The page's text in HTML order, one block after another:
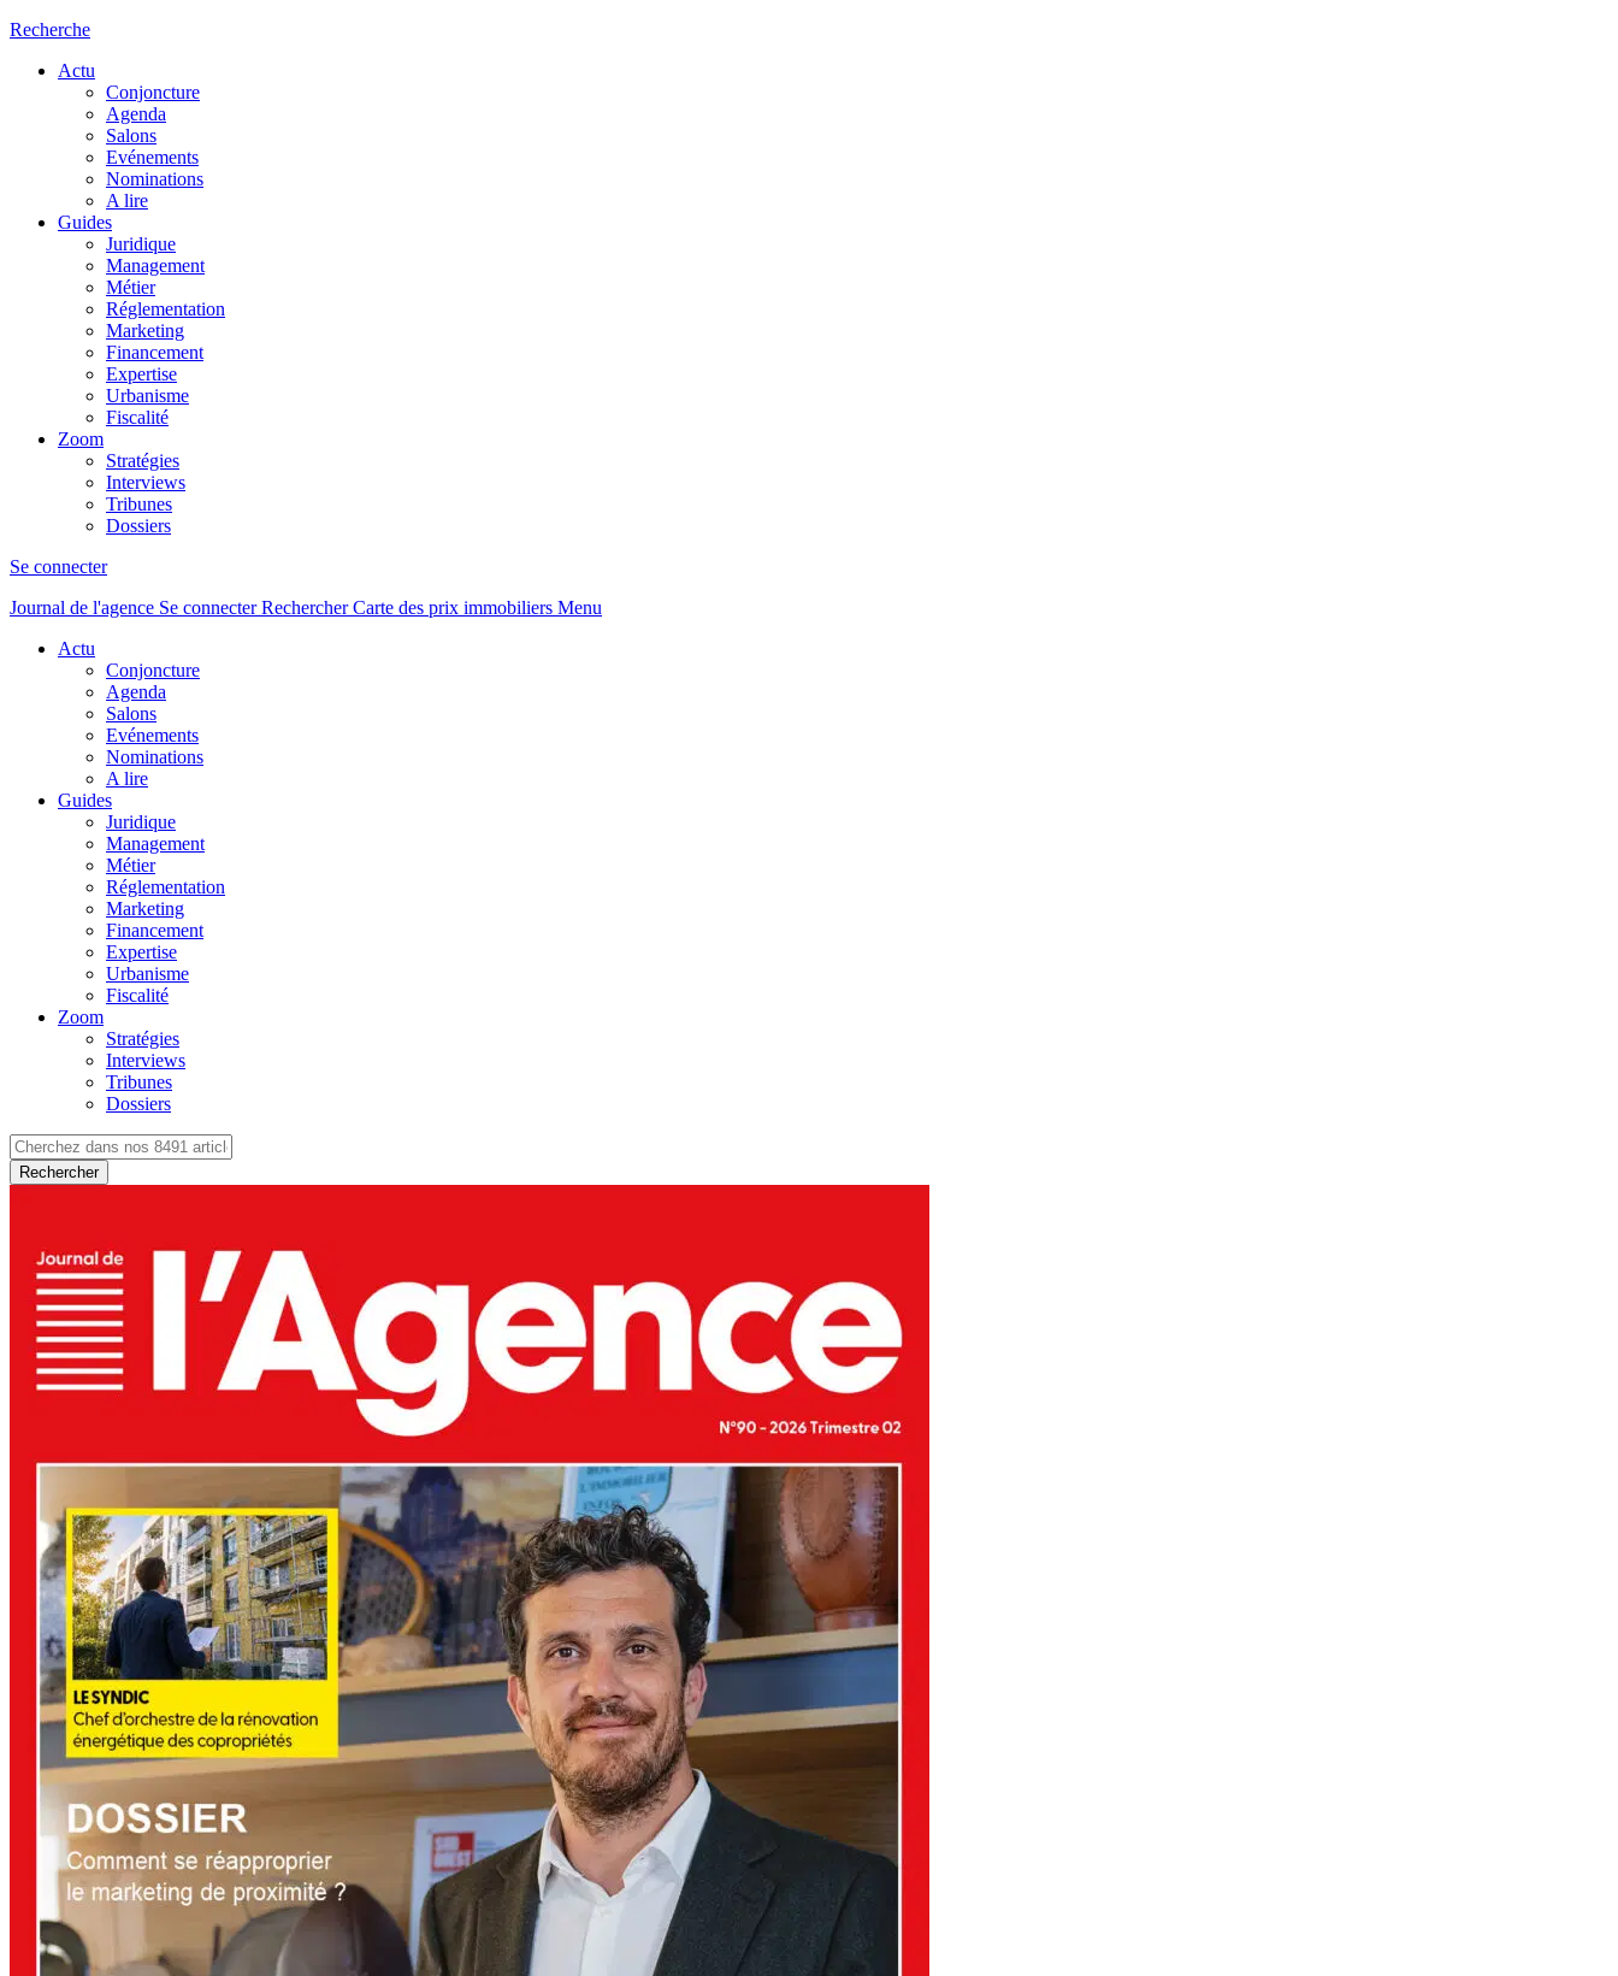
Recherche
Actu
Conjoncture
Agenda
Salons
Evénements
Nominations
A lire
Guides
Juridique
Management
Métier
Réglementation
Marketing
Financement
Expertise
Urbanisme
Fiscalité
Zoom
Stratégies
Interviews
Tribunes
Dossiers
Se connecter
Journal de l'agence Se connecterRechercher Carte des prix immobiliers Menu
Actu
Conjoncture
Agenda
Salons
Evénements
Nominations
A lire
Guides
Juridique
Management
Métier
Réglementation
Marketing
Financement
Expertise
Urbanisme
Fiscalité
Zoom
Stratégies
Interviews
Tribunes
Dossiers
Rechercher